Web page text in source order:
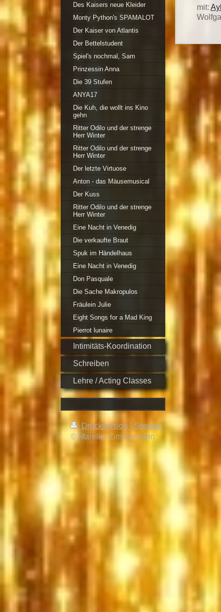
Des Kaisers neue Kleider
Monty Python's SPAMALOT
Der Kaiser von Atlantis
Der Bettelstudent
Spiel's nochmal, Sam
Prinzessin Anna
Die 39 Stufen
ANYA17
Die Kuh, die wollt ins Kino
gehn
Ritter Odilo und der strenge
Herr Winter
Ritter Odilo und der strenge
Herr Winter
Der letzte Virtuose
Anton - das Mäusemusical
Der Kuss
Ritter Odilo und der strenge
Herr Winter
Eine Nacht in Venedig
Die verkaufte Braut
Spuk im Händelhaus
Eine Nacht in Venedig
Don Pasquale
Die Sache Makropulos
Fräulein Julie
Eight Songs for a Mad King
Pierrot lunaire
Intimitäts-Koordination
Schreiben
Lehre / Acting Classes
mit:
Druckversion
Sitemap
© Mareike Zimmermann